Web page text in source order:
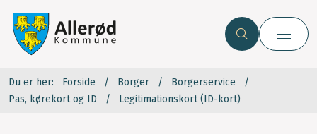
Du er her: Forside Borger
Borgerservice
Pas, kørekort og ID
Legitimationskort (ID-kort)